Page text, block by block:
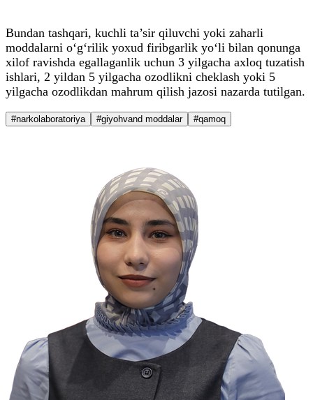
Bundan tashqari, kuchli ta’sir qiluvchi yoki zaharli
moddalarni o‘g‘rilik yoxud firibgarlik yo‘li bilan qonunga
xilof ravishda egallaganlik uchun 3 yilgacha axloq tuzatish
ishlari, 2 yildan 5 yilgacha ozodlikni cheklash yoki 5
yilgacha ozodlikdan mahrum qilish jazosi nazarda tutilgan.
#narkolaboratoriya #giyohvand moddalar #qamoq